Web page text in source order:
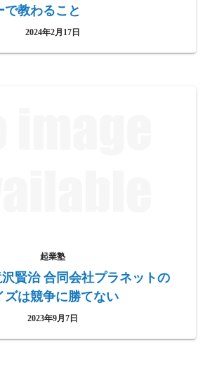
教わること
2024年2月17日
起業塾
賢治 合同会社プラネットの
ズは競争に勝てない
2023年9月7日